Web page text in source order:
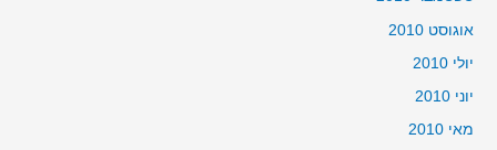
אוגוסט 2010
יולי 2010
יוני 2010
מאי 2010